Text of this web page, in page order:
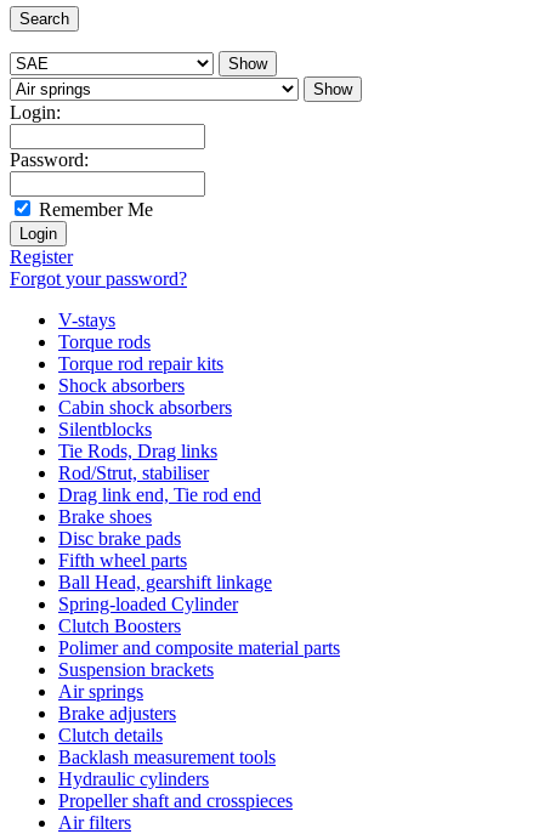
Login:
Password:
Remember Me
Register
Forgot your password?
V-stays
Torque rods
Torque rod repair kits
Shock absorbers
Cabin shock absorbers
Silentblocks
Tie Rods, Drag links
Rod/Strut, stabiliser
Drag link end, Tie rod end
Brake shoes
Disc brake pads
Fifth wheel parts
Ball Head, gearshift linkage
Spring-loaded Cylinder
Clutch Boosters
Polimer and composite material parts
Suspension brackets
Air springs
Brake adjusters
Clutch details
Backlash measurement tools
Hydraulic cylinders
Propeller shaft and crosspieces
Air filters